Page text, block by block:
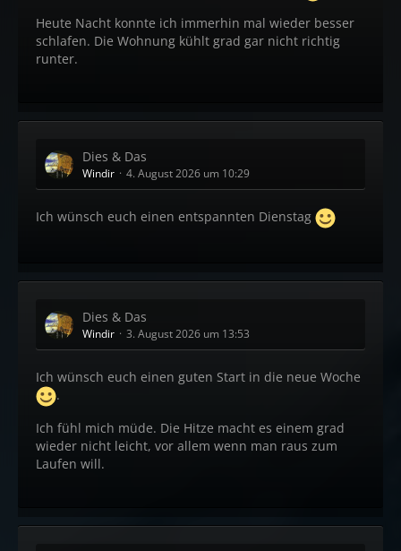
Heute Nacht konnte ich immerhin mal wieder besser
schlafen. Die Wohnung kühlt grad gar nicht richtig
runter.
Dies & Das
Windir 4. August 2026 um 10:29
Ich wünsch euch einen entspannten Dienstag
Dies & Das
Windir 3. August 2026 um 13:53
Ich wünsch euch einen guten Start in die neue Woche
.
Ich fühl mich müde. Die Hitze macht es einem grad
wieder nicht leicht, vor allem wenn man raus zum
Laufen will.